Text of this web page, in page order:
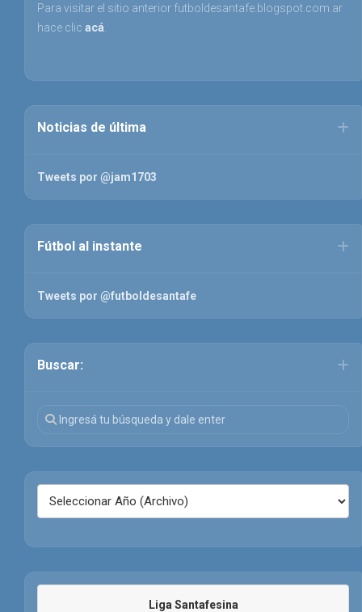
Para visitar el sitio anterior futboldesantafe.blogspot.com.ar
hace clic acá
Noticias de última
Tweets por @jam1703
Fútbol al instante
Tweets por @futboldesantafe
Buscar:
Liga Santafesina